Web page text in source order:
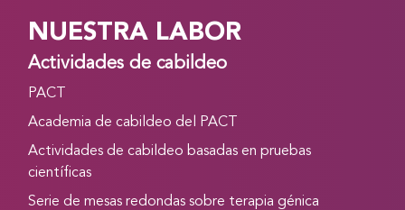
NUESTRA LABOR
Actividades de cabildeo
PACT
Academia de cabildeo del PACT
Actividades de cabildeo basadas en pruebas
científicas
Serie de mesas redondas sobre terapia génica